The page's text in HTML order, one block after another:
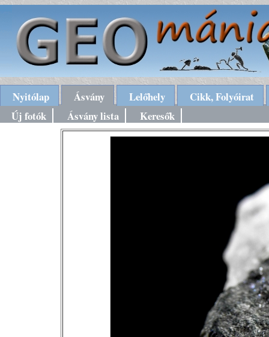
Nyitólap Ásvány Lelőhely
Cikk, Folyóirat
Új fotók
Ásvány lista Keresők